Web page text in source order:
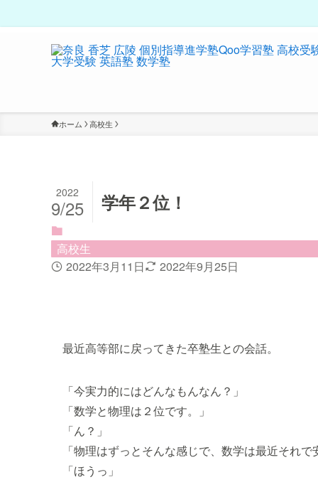
ホーム 高校生
学年２位！
2022
9/25
高校生
2022年3月11日
2022年9月25日
最近高等部に戻ってきた卒塾生との会話。
「今実力的にはどんなもんなん？」
「数学と物理は２位です。」
「ん？」
「物理はずっとそんな感じで、数学は最近それで
「ほうっ」